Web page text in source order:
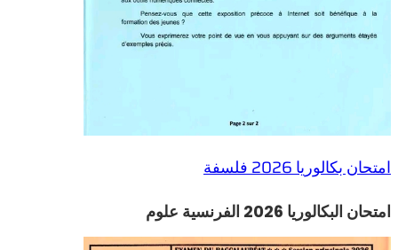
امتحان بكالوريا 2026 فلسفة
امتحان البكالوريا 2026 الفرنسية علوم